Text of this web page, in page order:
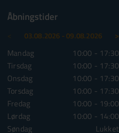
Åbningstider
>
03.08.2026 - 09.08.2026
Mandag
10:00 - 17:30
Tirsdag
10:00 - 17:30
Onsdag
10:00 - 17:30
Torsdag
10:00 - 17:30
Fredag
10:00 - 19:00
Lørdag
10:00 - 14:00
Søndag
Lukket